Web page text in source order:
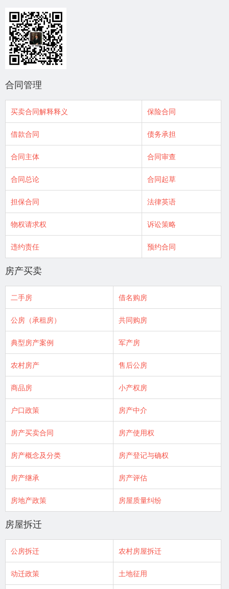
合同管理
买卖合同解释释义 保险合同
借款合同 债务承担
合同主体 合同审查
合同总论 合同起草
担保合同 法律英语
物权请求权 诉讼策略
违约责任 预约合同
房产买卖
二手房 借名购房
公房（承租房） 共同购房
典型房产案例 军产房
农村房产 售后公房
商品房 小产权房
户口政策 房产中介
房产买卖合同 房产使用权
房产概念及分类 房产登记与确权
房产继承 房产评估
房地产政策 房屋质量纠纷
房屋拆迁
公房拆迁 农村房屋拆迁
动迁政策 土地征用